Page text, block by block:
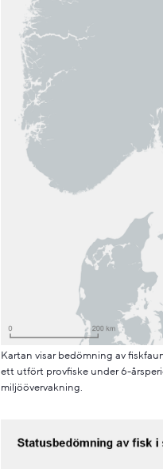
Kartan visar bedömning av
ett utfört provfiske under 6-
miljöövervakning.